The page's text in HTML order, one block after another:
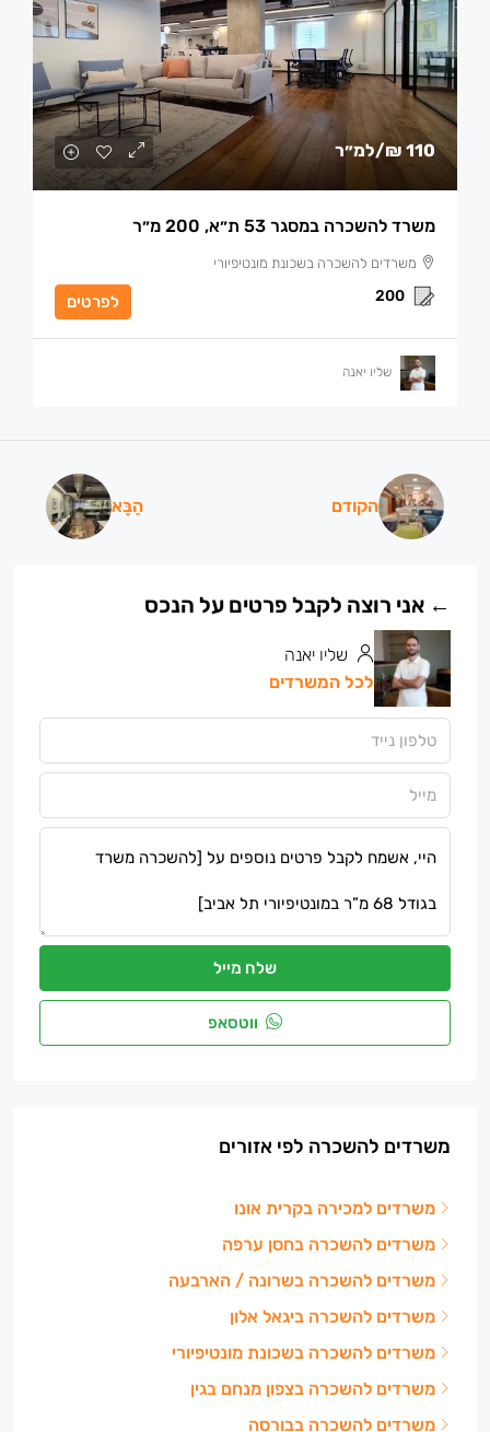
110 ₪ /למ״ר
משרד להשכרה במסגר 53 ת״א, 200 מ״ר
משרדים להשכרה בשכונת מונטיפיורי
200 לפרטים
שליו יאנה
הקודם הַבָּא
שליו יאנה
לכל המשרדים
שלח מייל
ווטסאפ
משרדים להשכרה לפי אזורים
משרדים למכירה בקרית אונו
משרדים להשכרה בחסן ערפה
משרדים להשכרה בשרונה / הארבעה
משרדים להשכרה ביגאל אלון
משרדים להשכרה בשכונת מונטיפיורי
משרדים להשכרה בצפון מנחם בגין
משרדים להשכרה בבורסה